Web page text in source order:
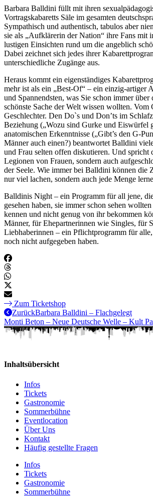
Barbara Balldini füllt mit ihren
Vortragskabaretts Säle im gesamten
Sympathisch und authentisch, tabulos aber
sie als „Aufklärerin der Nation“ ihre Fans mit
lustigen Einsichten rund um die angeblich
Dabei zeichnet sich jedes ihrer
unterschiedliche Zugänge aus.
Heraus kommt ein eigenständiges
mehr ist als ein „Best-Of“ – ein einzig-artiger
und Spannendsten, was Sie schon immer über
schönste Sache der Welt wissen wollten. Vom
Geschlechter. Den Do`s und Don’ts im
Beziehung („Wozu sind Gurke und Eiswürfel
anatomischen Erkenntnisse („Gibt’s den G-
Männer auch einen?) beantwortet Balldini
und Frau selten offen diskutieren. Und spricht
Legionen von Frauen, sondern auch
der Seele. Wie immer bei Balldini können die
nur viel lachen, sondern auch jede Menge
Balldinis Night – ein Programm für all jene,
gesehen haben, sie immer schon sehen
kennen und nicht genug von ihr bekommen
Männer, für Ehepartnerinnen wie Singles, für
Liebhaberinnen – ein Pflichtprogramm für
noch nicht aufgegeben haben.
Zum Ticketshop
ZurückBarbara Balldini – Flachgelegt
Monti Beton – Neue Deutsche Welle – Kult
Inhaltsübersicht
Infos
Tickets
Gastronomie
Sommerbühne
Eventlocation
Über Uns
Kontakt
Häufig gestellte Fragen
Infos
Tickets
Gastronomie
Sommerbühne